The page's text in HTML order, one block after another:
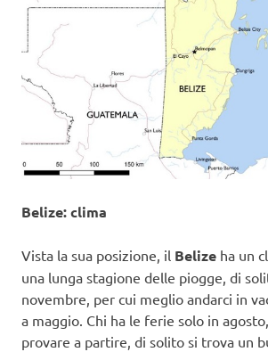
Belize: clima
Vista la sua posizione, il Belize ha un
una lunga stagione delle piogge, di
novembre, per cui meglio andarci in
a maggio. Chi ha le ferie solo in
provare a partire, di solito si trova un